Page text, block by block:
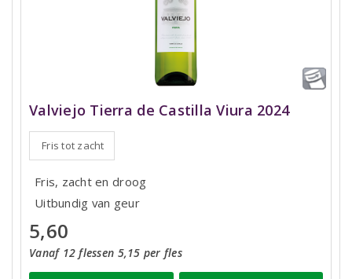
Valviejo Tierra de Castilla Viura 2024
Fris tot zacht
Fris, zacht en droog
Uitbundig van geur
5,60
Vanaf 12 flessen 5,15 per fles